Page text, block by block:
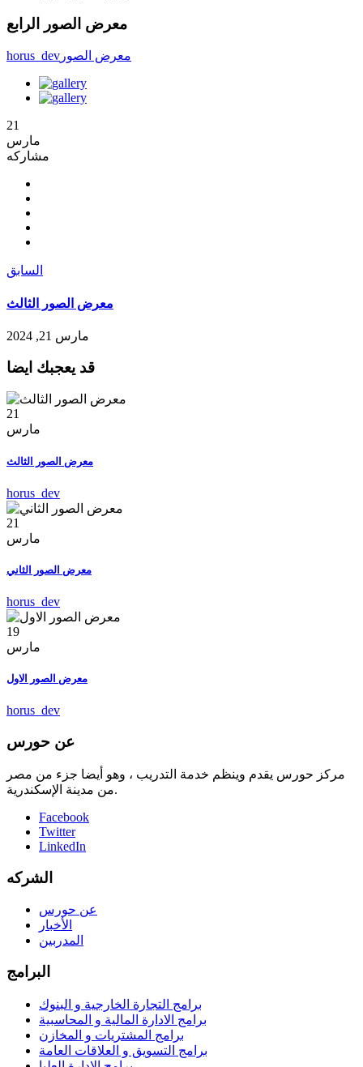
معرض الصور الرابع
horus_dev معرض الصور
21
مارس
مشاركه
السابق
معرض الصور الثالث
مارس 21, 2024
قد يعجبك ايضا
21
مارس
معرض الصور الثالث
horus_dev
21
مارس
معرض الصور الثاني
horus_dev
19
مارس
معرض الصور الاول
horus_dev
عن حورس
مركز حورس يقدم وينظم خدمة التدريب ، وهو أيضا جزء من مصر
من مدينة الإسكندرية.
Facebook
Twitter
LinkedIn
الشركه
عن حورس
الأخبار
المدربين
البرامج
برامج التجارة الخارجية و البنوك
برامج الادارة المالية و المحاسبية
برامج المشتريات و المخازن
برامج التسويق و العلاقات العامة